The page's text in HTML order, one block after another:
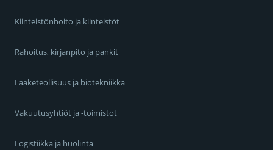
Kiinteistönhoito ja kiinteistöt
Rahoitus, kirjanpito ja pankit
Lääketeollisuus ja biotekniikka
Vakuutusyhtiöt ja -toimistot
Logistiikka ja huolinta